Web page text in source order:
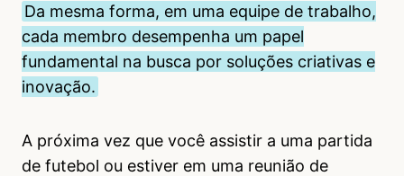
Da mesma forma, em uma equipe de trabalho,
cada membro desempenha um papel
fundamental na busca por soluções criativas e
inovação.
A próxima vez que você assistir a uma partida
de futebol ou estiver em uma reunião de